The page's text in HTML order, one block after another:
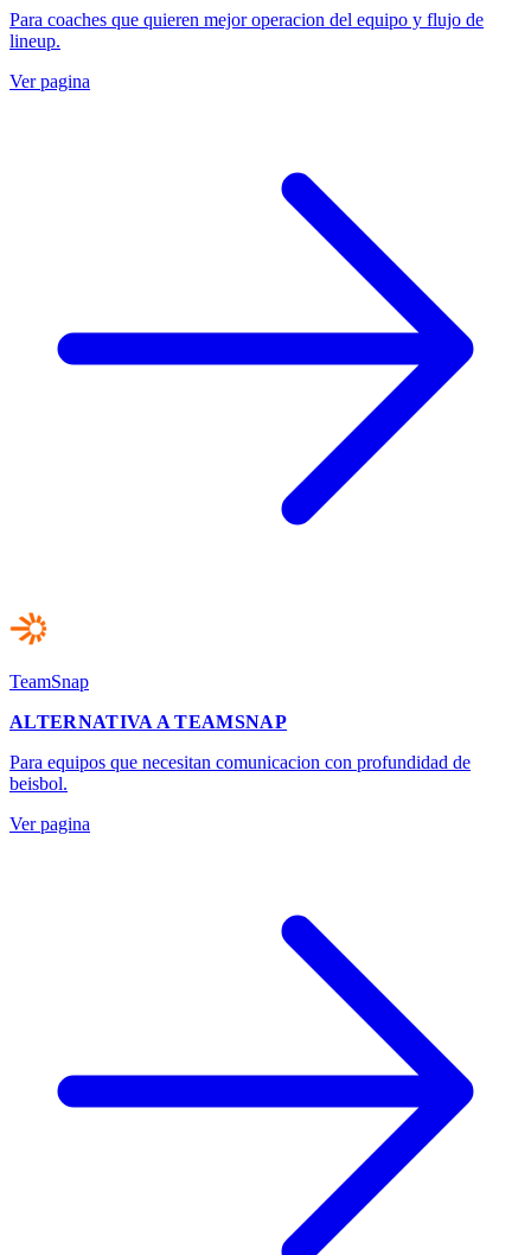
Para coaches que quieren mejor operacion del equipo y flujo de
lineup.
Ver pagina
TeamSnap
ALTERNATIVA A TEAMSNAP
Para equipos que necesitan comunicacion con profundidad de
beisbol.
Ver pagina